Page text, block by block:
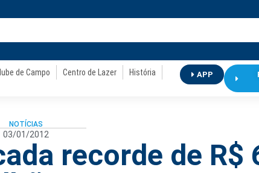
de Campo Centro de Lazer
História
APP
NOTÍCIAS
03/01/2012
recorde de R$